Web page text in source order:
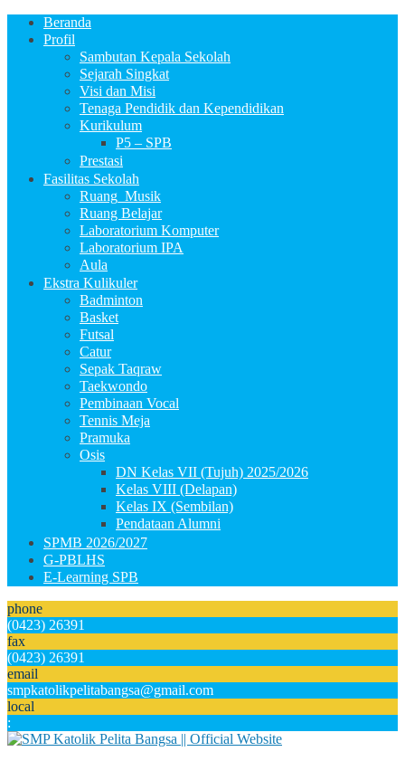
Beranda
Profil
Sambutan Kepala Sekolah
Sejarah Singkat
Visi dan Misi
Tenaga Pendidik dan Kependidikan
Kurikulum
P5 – SPB
Prestasi
Fasilitas Sekolah
Ruang_Musik
Ruang Belajar
Laboratorium Komputer
Laboratorium IPA
Aula
Ekstra Kulikuler
Badminton
Basket
Futsal
Catur
Sepak Taqraw
Taekwondo
Pembinaan Vocal
Tennis Meja
Pramuka
Osis
DN Kelas VII (Tujuh) 2025/2026
Kelas VIII (Delapan)
Kelas IX (Sembilan)
Pendataan Alumni
SPMB 2026/2027
G-PBLHS
E-Learning SPB
phone
(0423) 26391
fax
(0423) 26391
email
smpkatolikpelitabangsa@gmail.com
local
: